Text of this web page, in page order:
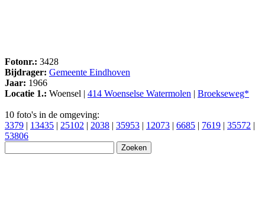
Fotonr.: 3428
Bijdrager: Gemeente Eindhoven
Jaar: 1966
Locatie 1.: Woensel | 414 Woenselse Watermolen | Broekseweg*
10 foto's in de omgeving:
3379 | 13435 | 25102 | 2038 | 35953 | 12073 | 6685 | 7619 | 35572 |
53806